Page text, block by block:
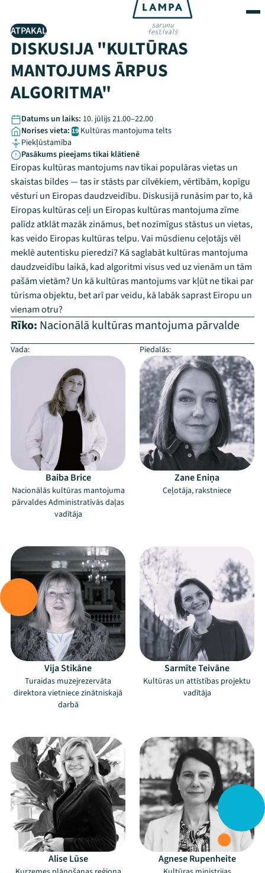
Mana programma
Programma
Arhīvs
Viņi bija LAMPĀ 2026
Jaunumi
ATPAKAĻ
DISKUSIJA "KULTŪRAS
MANTOJUMS ĀRPUS
ALGORITMA"
Datums un laiks: 10. jūlijs 21.00–22.00
Norises vieta: 19 Kultūras mantojuma telts
Piekļūstamība
Pasākums pieejams tikai klātienē
Eiropas kultūras mantojums nav tikai populāras vietas un
skaistas bildes — tas ir stāsts par cilvēkiem, vērtībām, kopīgu
vēsturi un Eiropas daudzveidību. Diskusijā runāsim par to, kā
Eiropas kultūras ceļi un Eiropas kultūras mantojuma zīme
palīdz atklāt mazāk zināmus, bet nozīmīgus stāstus un vietas,
kas veido Eiropas kultūras telpu. Vai mūsdienu ceļotājs vēl
meklē autentisku pieredzi? Kā saglabāt kultūras mantojuma
daudzveidību laikā, kad algoritmi visus ved uz vienām un tām
pašām vietām? Un kā kultūras mantojums var kļūt ne tikai par
tūrisma objektu, bet arī par veidu, kā labāk saprast Eiropu un
vienam otru?
Rīko: Nacionālā kultūras mantojuma pārvalde
Vada:
Baiba Brice
Nacionālās kultūras mantojuma
pārvaldes Administratīvās daļas
vadītāja
Piedalās:
Zane Eniņa
Ceļotāja, rakstniece
Vija Stikāne
Turaidas muzejrezervāta
direktora vietniece zinātniskajā
darbā
Sarmīte Teivāne
Kultūras un attīstības projektu
vadītāja
Alise Lūse Agnese Rupenheite